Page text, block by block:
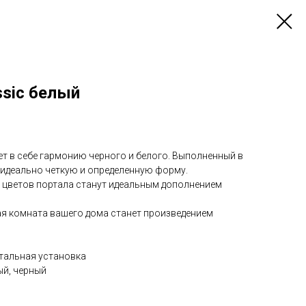
белый
в себе гармонию черного и белого. Выполненный в
четкую и определенную форму.
портала станут идеальным дополнением
комната вашего дома станет произведением
установка
черный